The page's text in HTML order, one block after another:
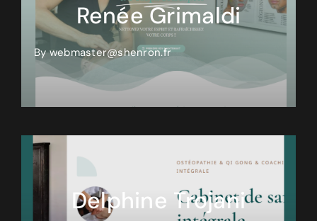
Renée Grimaldi
Bywebmaster@shenron.fr
Delphine Trojani